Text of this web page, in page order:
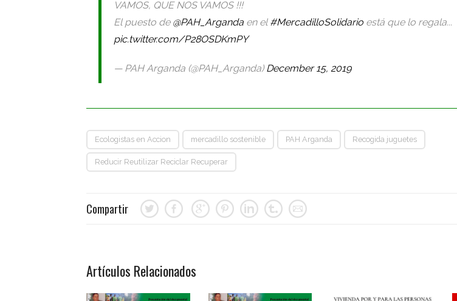
VAMOS, QUE NOS VAMOS !!!
El puesto de @PAH_Arganda en el #MercadilloSolidario está que lo regala...
pic.twitter.com/P28OSDKmPY
— PAH Arganda (@PAH_Arganda) December 15, 2019
Ecologistas en Accion mercadillo sostenible PAH Arganda Recogida juguetes
Reducir Reutilizar Reciclar Recuperar
Compartir
Artículos Relacionados